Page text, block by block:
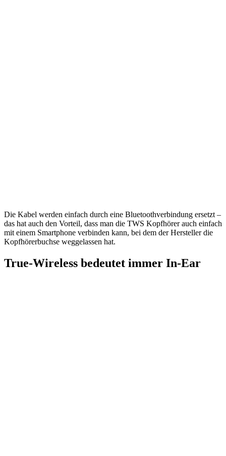
Die Kabel werden einfach durch eine Bluetoothverbindung ersetzt –
das hat auch den Vorteil, dass man die TWS Kopfhörer auch einfach
mit einem Smartphone verbinden kann, bei dem der Hersteller die
Kopfhörerbuchse weggelassen hat.
True-Wireless bedeutet immer In-Ear